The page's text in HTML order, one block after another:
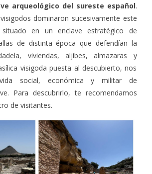
arqueológico del sureste español.
dominaron sucesivamente este
en un enclave estratégico de
de distinta época que defendían la
viviendas, aljibes, almazaras y
visigoda puesta al descubierto, nos
social, económica y militar de
Para descubrirlo, te recomendamos
de visitantes.